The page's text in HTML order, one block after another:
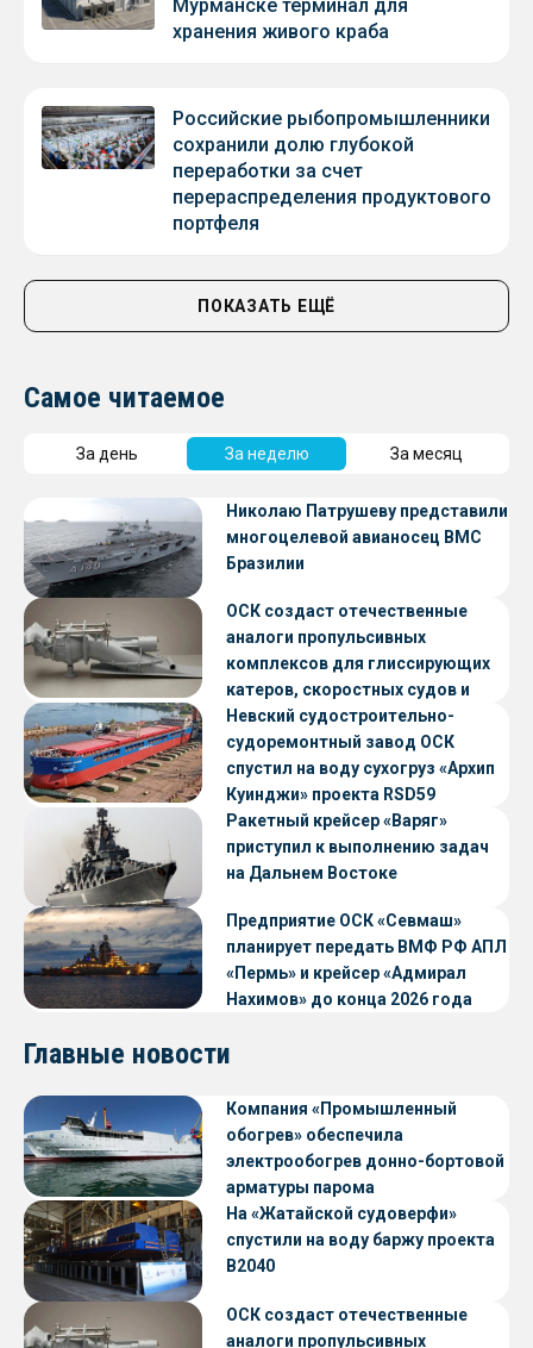
Мурманске терминал для
хранения живого краба
Российские рыбопромышленники
сохранили долю глубокой
переработки за счет
перераспределения продуктового
портфеля
ПОКАЗАТЬ ЕЩЁ
Самое читаемое
За день За неделю За месяц
Николаю Патрушеву представили
многоцелевой авианосец ВМС
Бразилии
ОСК создаст отечественные
аналоги пропульсивных
комплексов для глиссирующих
катеров, скоростных судов и
судов с малой осадкой
Невский судостроительно-
судоремонтный завод ОСК
спустил на воду сухогруз «Архип
Куинджи» проекта RSD59
Ракетный крейсер «Варяг»
приступил к выполнению задач
на Дальнем Востоке
Предприятие ОСК «Севмаш»
планирует передать ВМФ РФ АПЛ
«Пермь» и крейсер «Адмирал
Нахимов» до конца 2026 года
Главные новости
Компания «Промышленный
обогрев» обеспечила
электрообогрев донно-бортовой
арматуры парома
«Петропавловск» проекта CNF22
На «Жатайской судоверфи»
спустили на воду баржу проекта
В2040
ОСК создаст отечественные
аналоги пропульсивных